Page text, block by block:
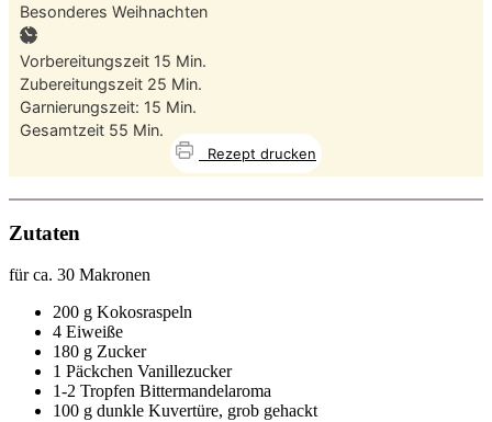
Besonderes Weihnachten
Vorbereitungszeit 15 Minuten
Min.
Zubereitungszeit 25 Minuten
Min.
Garnierungszeit: 15 Minuten
Min.
Gesamtzeit 55 Minuten
Min.
Rezept drucken
Zutaten
für ca. 30 Makronen
200 g Kokosraspeln
4 Eiweiße
180 g Zucker
1 Päckchen Vanillezucker
1-2 Tropfen Bittermandelaroma
100 g dunkle Kuvertüre, grob gehackt